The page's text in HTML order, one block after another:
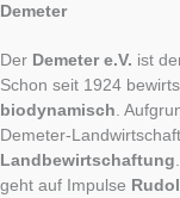
Demeter
Der Demeter e.V. ist
Schon seit 1924
biodynamisch .
Demeter-
Landbewirtschaftung
geht auf Impulse